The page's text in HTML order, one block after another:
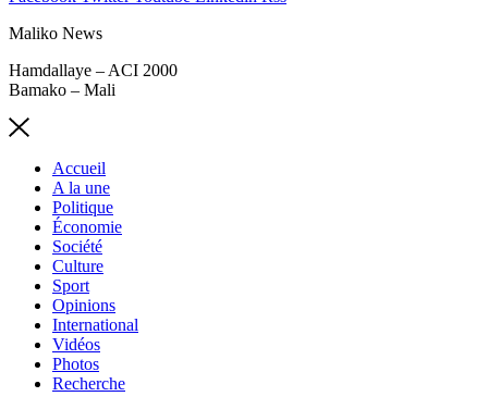
Maliko News
Hamdallaye – ACI 2000
Bamako – Mali
Accueil
A la une
Politique
Économie
Société
Culture
Sport
Opinions
International
Vidéos
Photos
Recherche